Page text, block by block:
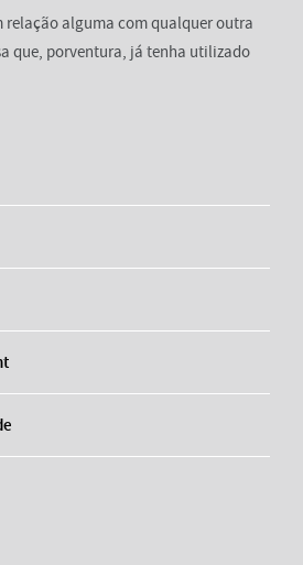
relação alguma com qualquer outra
que, porventura, já tenha utilizado